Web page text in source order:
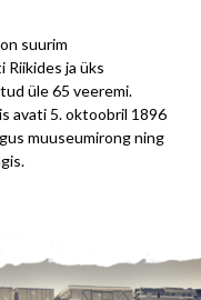
on suurim
ja üks
üle 65 veeremi.
avati 5. oktoobril 1896
muuseumirong ning